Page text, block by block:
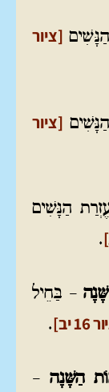
[ציור
[ציור
הַנָּשִׁים
.
– בַּחֵיל
יב] .
הַשָּׁנָה–